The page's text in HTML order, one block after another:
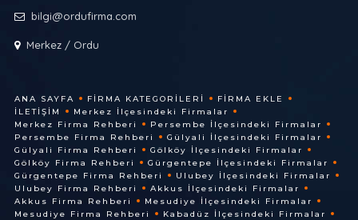
bilgi@ordufirma.com
Merkez / Ordu
ANA SAYFA FIRMA KATEGORILERI
FIRMA EKLE
İLETIŞIM
Merkez İlçesindeki Firmalar
Merkez Firma Rehberi
Persembe İlçesindeki Firmalar
Persembe Firma Rehberi
Gülyali İlçesindeki Firmalar
Gülyali Firma Rehberi
Gölköy İlçesindeki Firmalar
Gölköy Firma Rehberi
Gürgentepe İlçesindeki Firmalar
Gürgentepe Firma Rehberi
Ulubey İlçesindeki Firmalar
Ulubey Firma Rehberi
Akkus İlçesindeki Firmalar
Akkus Firma Rehberi
Mesudiye İlçesindeki Firmalar
Mesudiye Firma Rehberi
Kabadüz İlçesindeki Firmalar